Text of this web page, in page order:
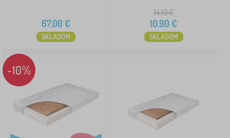
67,00 €
SKLADOM
14,10€
10,90 €
SKLADOM
-10%